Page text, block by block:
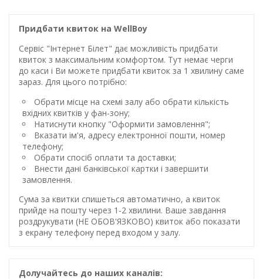
Придбати квиток на WellBoy
Сервіс "Інтернет Білет" дає можливість придбати
квиток з максимальним комфортом. Тут немає черги
до каси і Ви можете придбати квиток за 1 хвилину саме
зараз. Для цього потрібно:
Обрати місце на схемі залу або обрати кількість
вхідних квитків у фан-зону;
Натиснути кнопку "Оформити замовлення";
Вказати ім'я, адресу електронної пошти, номер
телефону;
Обрати спосіб оплати та доставки;
Внести дані банківської картки і завершити
замовлення.
Сума за квитки спишеться автоматично, а квиток
прийде на пошту через 1-2 хвилини. Ваше завдання
роздрукувати (НЕ ОБОВ'ЯЗКОВО) квиток або показати
з екрану телефону перед входом у залу.
Долучайтесь до наших каналів: